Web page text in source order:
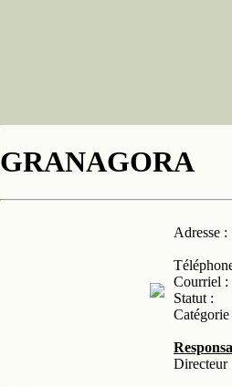
GRANAGORA
Adresse :
Courriel :
Statut :
Catégorie
Directeur